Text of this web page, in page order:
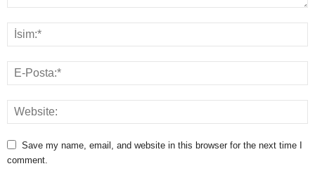
Save my name, email, and website in this browser for the next time I
comment.